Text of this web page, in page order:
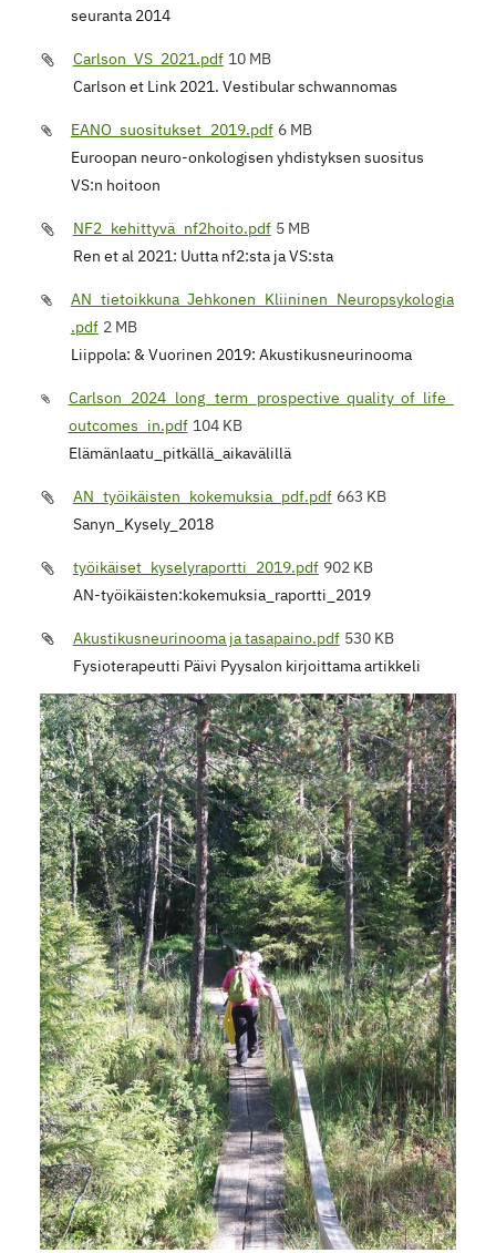
seuranta 2014
Carlson_VS_2021.pdf 10 MB
Carlson et Link 2021. Vestibular schwannomas
EANO_suositukset_2019.pdf 6 MB
Euroopan neuro-onkologisen yhdistyksen suositus
VS:n hoitoon
NF2_kehittyvä_nf2hoito.pdf 5 MB
Ren et al 2021: Uutta nf2:sta ja VS:sta
AN_tietoikkuna_Jehkonen_Kliininen_Neuropsykologia
.pdf 2 MB
Liippola: & Vuorinen 2019: Akustikusneurinooma
Carlson_2024_long_term_prospective_quality_of_life_
outcomes_in.pdf 104 KB
Elämänlaatu_pitkällä_aikavälillä
AN_työikäisten_kokemuksia_pdf.pdf 663 KB
Sanyn_Kysely_2018
työikäiset_kyselyraportti_2019.pdf 902 KB
AN-työikäisten:kokemuksia_raportti_2019
Akustikusneurinooma ja tasapaino.pdf 530 KB
Fysioterapeutti Päivi Pyysalon kirjoittama artikkeli